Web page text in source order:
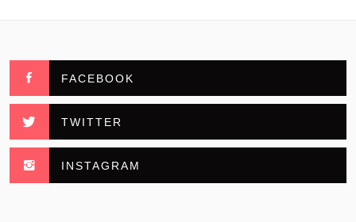
FACEBOOK
TWITTER
INSTAGRAM